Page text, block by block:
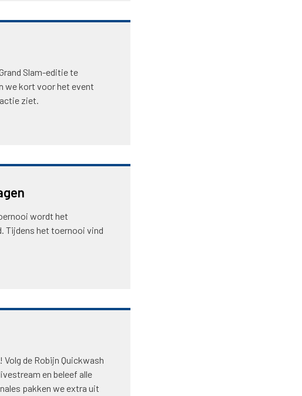
Slam-editie te
we kort voor het event
ziet.
wordt het
Tijdens het toernooi vind
de Robijn Quickwash
en beleef alle
pakken we extra uit